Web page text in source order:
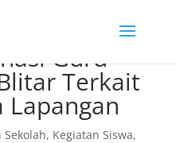
Guru
Terkait
Lapangan
Sekolah, Kegiatan Siswa,